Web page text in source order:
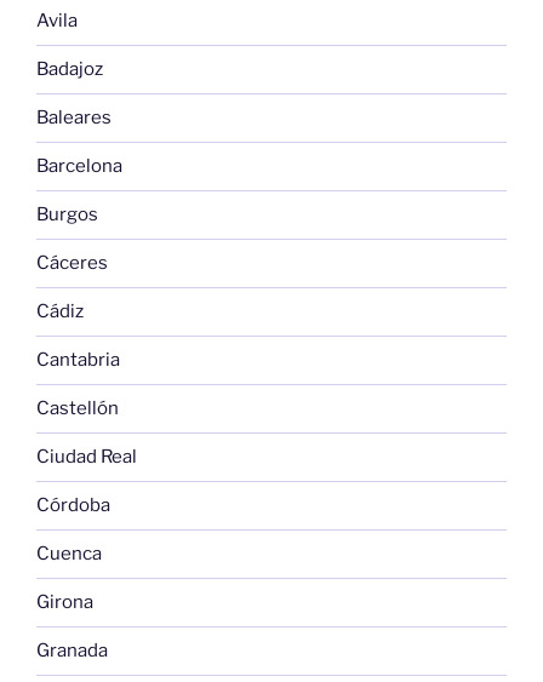
Avila
Badajoz
Baleares
Barcelona
Burgos
Cáceres
Cádiz
Cantabria
Castellón
Ciudad Real
Córdoba
Cuenca
Girona
Granada